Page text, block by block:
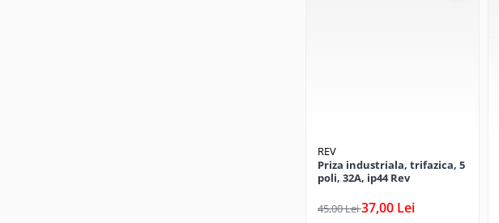
REV
Priza industriala, trifazica, 5
poli, 32A, ip44 Rev
45,00 Lei37,00 Lei